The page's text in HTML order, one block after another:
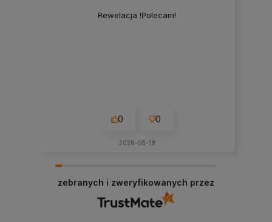
Rewelacja !Polecam!
0 0
2026-05-18
zebranych i zweryfikowanych przez